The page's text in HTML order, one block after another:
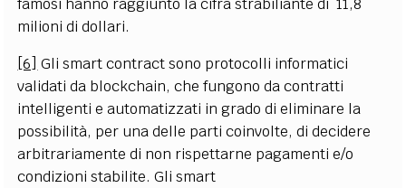
famosi hanno raggiunto la cifra strabiliante di 11,8
milioni di dollari.
[6] Gli smart contract sono protocolli informatici
validati da blockchain, che fungono da contratti
intelligenti e automatizzati in grado di eliminare la
possibilità, per una delle parti coinvolte, di decidere
arbitrariamente di non rispettarne pagamenti e/o
condizioni stabilite. Gli smart